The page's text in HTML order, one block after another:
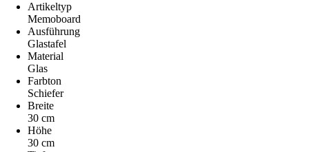
Artikeltyp
Memoboard
Ausführung
Glastafel
Material
Glas
Farbton
Schiefer
Breite
30 cm
Höhe
30 cm